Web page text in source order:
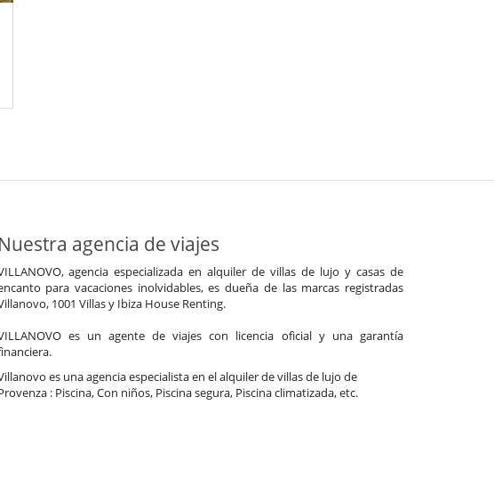
Nuestra agencia de viajes
agencia especializada en alquiler de villas de lujo y casas de
para vacaciones inolvidables, es dueña de las marcas registradas
1001 Villas y Ibiza House Renting.
es un agente de viajes con licencia oficial y una garantía
es una agencia especialista en el alquiler de villas de lujo de
: Piscina, Con niños, Piscina segura, Piscina climatizada, etc.